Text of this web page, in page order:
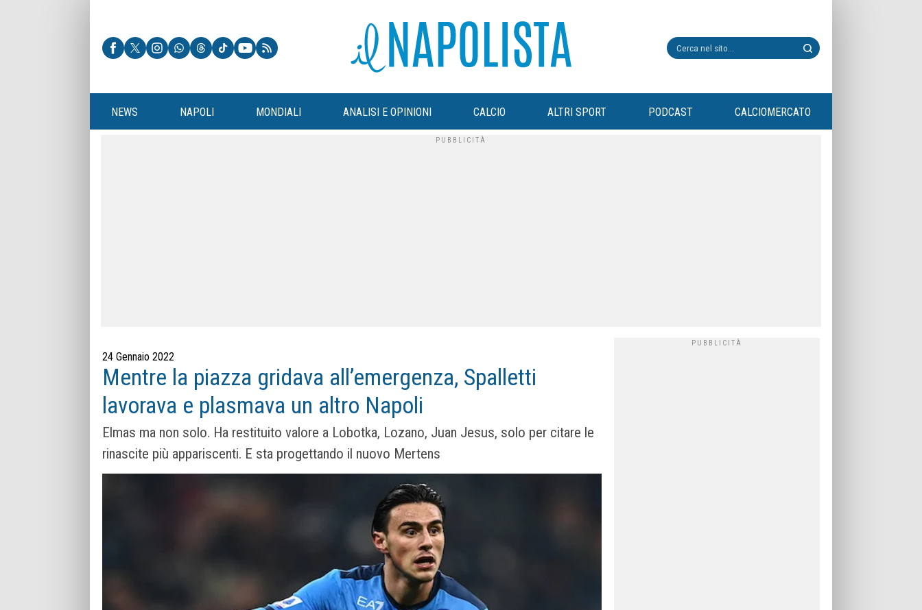
NEWS NAPOLI MONDIALI ANALISI E OPINIONI CALCIO ALTRI SPORT PODCAST CALCIOMERCATO
24 Gennaio 2022
Mentre la piazza gridava all’emergenza, Spalletti
lavorava e plasmava un altro Napoli
Elmas ma non solo. Ha restituito valore a Lobotka, Lozano, Juan Jesus, solo per citare le
rinascite più appariscenti. E sta progettando il nuovo Mertens